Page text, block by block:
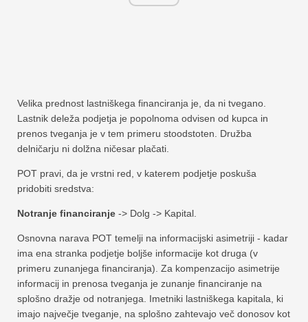
Velika prednost lastniškega financiranja je, da ni tvegano.
Lastnik deleža podjetja je popolnoma odvisen od kupca in
prenos tveganja je v tem primeru stoodstoten. Družba
delničarju ni dolžna ničesar plačati.
POT pravi, da je vrstni red, v katerem podjetje poskuša
pridobiti sredstva:
Notranje financiranje -> Dolg -> Kapital.
Osnovna narava POT temelji na informacijski asimetriji - kadar
ima ena stranka podjetje boljše informacije kot druga (v
primeru zunanjega financiranja). Za kompenzacijo asimetrije
informacij in prenosa tveganja je zunanje financiranje na
splošno dražje od notranjega. Imetniki lastniškega kapitala, ki
imajo največje tveganje, na splošno zahtevajo več donosov kot